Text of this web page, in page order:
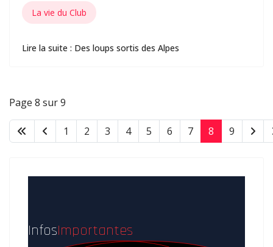
La vie du Club
Lire la suite : Des loups sortis des Alpes
Page 8 sur 9
1 2 3 4 5 6 7 8 9
InfosImportantes